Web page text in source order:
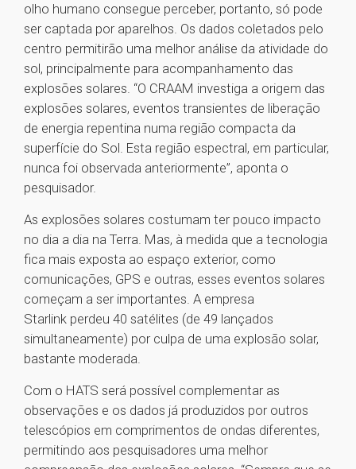
olho humano consegue perceber, portanto, só pode
ser captada por aparelhos. Os dados coletados pelo
centro permitirão uma melhor análise da atividade do
sol, principalmente para acompanhamento das
explosões solares. “O CRAAM investiga a origem das
explosões solares, eventos transientes de liberação
de energia repentina numa região compacta da
superfície do Sol. Esta região espectral, em particular,
nunca foi observada anteriormente”, aponta o
pesquisador.
As explosões solares costumam ter pouco impacto
no dia a dia na Terra. Mas, à medida que a tecnologia
fica mais exposta ao espaço exterior, como
comunicações, GPS e outras, esses eventos solares
começam a ser importantes. A empresa
Starlink perdeu 40 satélites (de 49 lançados
simultaneamente) por culpa de uma explosão solar,
bastante moderada.
Com o HATS será possível complementar as
observações e os dados já produzidos por outros
telescópios em comprimentos de ondas diferentes,
permitindo aos pesquisadores uma melhor